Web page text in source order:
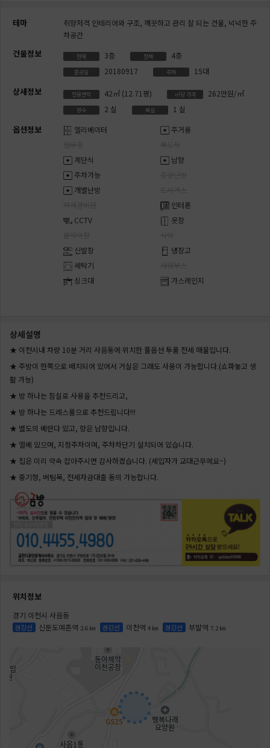
테마 취향저격 인테리어와 구조, 깨끗하고 관리 잘 되는 건물, 넉넉한 주
차공간
건물정보 현재 3층 전체 4층
준공일 20180917 주차 15대
상세정보 전용면적 42㎡ (12.71평) ㎡당 가격 262만원/㎡
방수 2 실 욕실 1 실
옵션정보 엘리베이터
주거용
계단식
남향
주차가능
개별난방
인터폰
CCTV
옷장
신발장
냉장고
세탁기
싱크대
가스레인지
상세설명
★ 이천시내 차량 10분 거리 사음동에 위치한 풀옵션 투룸 전세 매물입니다.
★ 주방이 한쪽으로 배치되어 있어서 거실은 그래도 사용이 가능합니다.(쇼파놓고 생
활 가능)
★ 방 하나는 침실로 사용을 추천드리고,
★ 방 하나는 드레스룸으로 추천드립니다!!!
★ 별도의 베란다 있고, 향은 남향입니다.
★ 엘베 있으며, 지정주차이며, 주차차단기 설치되어 있습니다.
★ 집은 미리 약속 잡아주시면 감사하겠습니다. (세입자가 교대근무에요~)
★ 중기청, 버팀목, 전세자금대출 동의 가능합니다.
위치정보
경기 이천시 사음동
경강선 신둔도예촌역 2.6 ㎞ 경강선 이천역 4 ㎞ 경강선 부발역 7.2 ㎞